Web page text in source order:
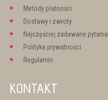
Metody płatności
Dostawy i zwroty
Najczęściej zadawane pytania
Polityka prywatności
Regulamin
KONTAKT